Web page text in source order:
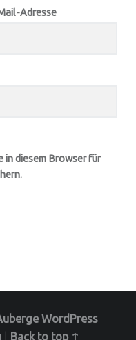
Adresse
in diesem Browser für
WordPress
Back to top ↑